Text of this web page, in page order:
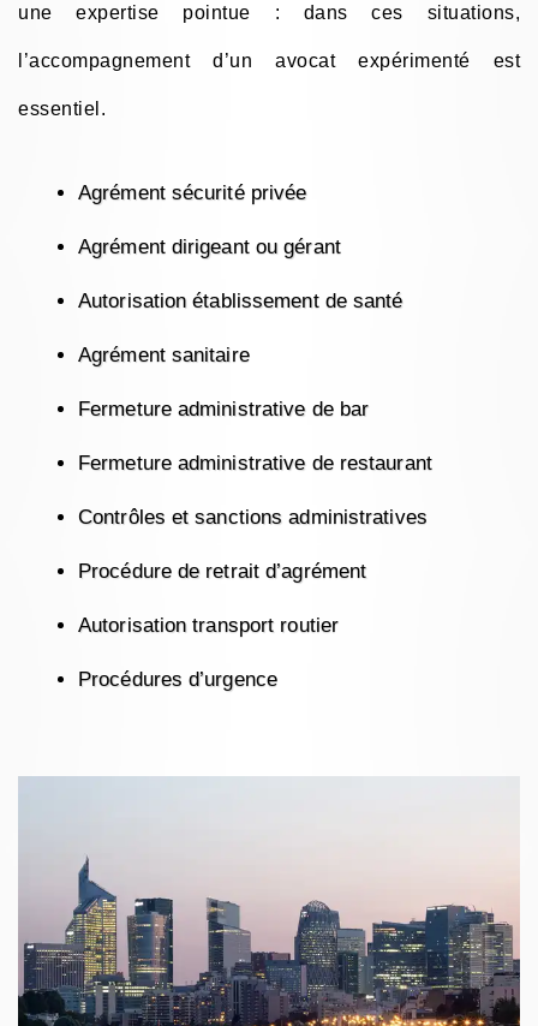
une expertise pointue : dans ces situations,
l’accompagnement d’un avocat expérimenté est
essentiel.
Agrément sécurité privée
Agrément dirigeant ou gérant
Autorisation établissement de santé
Agrément sanitaire
Fermeture administrative de bar
Fermeture administrative de restaurant
Contrôles et sanctions administratives
Procédure de retrait d’agrément
Autorisation transport routier
Procédures d’urgence